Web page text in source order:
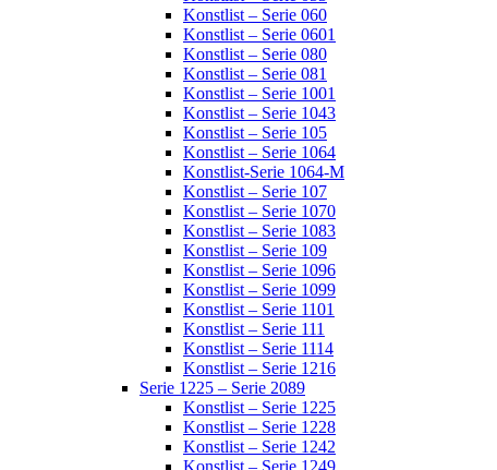
Konstlist – Serie 060
Konstlist – Serie 0601
Konstlist – Serie 080
Konstlist – Serie 081
Konstlist – Serie 1001
Konstlist – Serie 1043
Konstlist – Serie 105
Konstlist – Serie 1064
Konstlist-Serie 1064-M
Konstlist – Serie 107
Konstlist – Serie 1070
Konstlist – Serie 1083
Konstlist – Serie 109
Konstlist – Serie 1096
Konstlist – Serie 1099
Konstlist – Serie 1101
Konstlist – Serie 111
Konstlist – Serie 1114
Konstlist – Serie 1216
Serie 1225 – Serie 2089
Konstlist – Serie 1225
Konstlist – Serie 1228
Konstlist – Serie 1242
Konstlist – Serie 1249